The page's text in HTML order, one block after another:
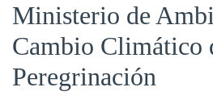
Ministerio de
Cambio Climático
Peregrinación